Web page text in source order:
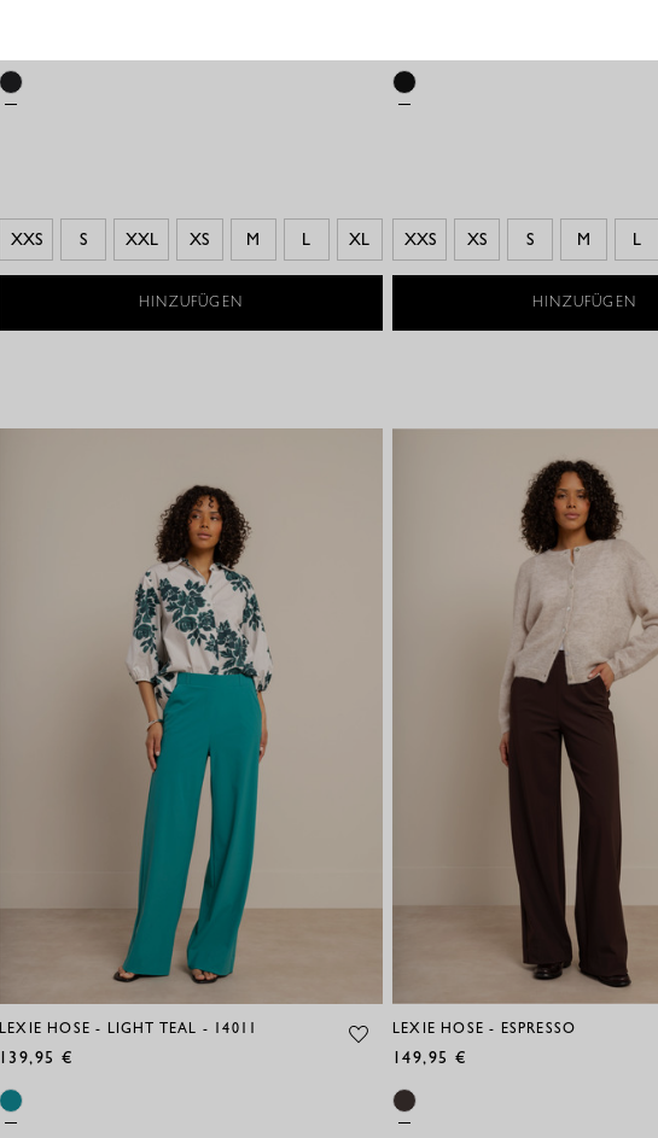
XXS S XXL XS M L XL
HINZUFÜGEN
XXS XS S M L
HINZUFÜGEN
LEXIE HOSE - LIGHT TEAL - 14011
139,95 €
LEXIE HOSE - ESPRESSO
149,95 €